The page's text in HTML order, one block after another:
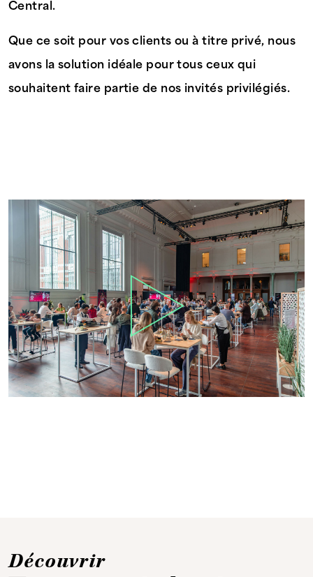
Central.
Que ce soit pour vos clients ou à titre privé, nous
avons la solution idéale pour tous ceux qui
souhaitent faire partie de nos invités privilégiés.
Découvrir